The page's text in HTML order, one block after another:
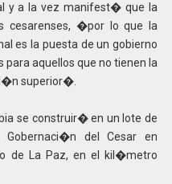
y a la vez manifest� que la
cesarenses, �por lo que la
es la puesta de un gobierno
para aquellos que no tienen la
superior�.
se construir� en un lote de
del Cesar en
de La Paz, en el kil�metro